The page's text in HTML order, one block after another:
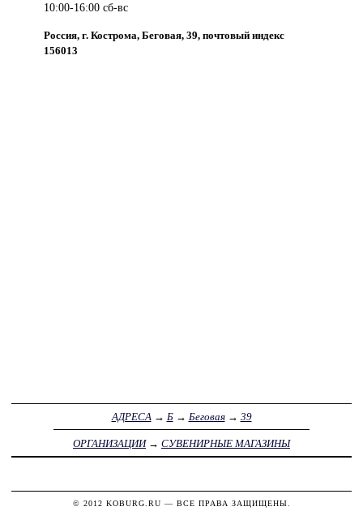
10:00-16:00 сб-вс
Россия, г. Кострома, Беговая, 39, почтовый индекс
156013
АДРЕСА→ Б→ Беговая→ 39
ОРГАНИЗАЦИИ→ СУВЕНИРНЫЕ МАГАЗИНЫ
© 2012 KOBURG.RU — ВСЕ ПРАВА ЗАЩИЩЕНЫ.